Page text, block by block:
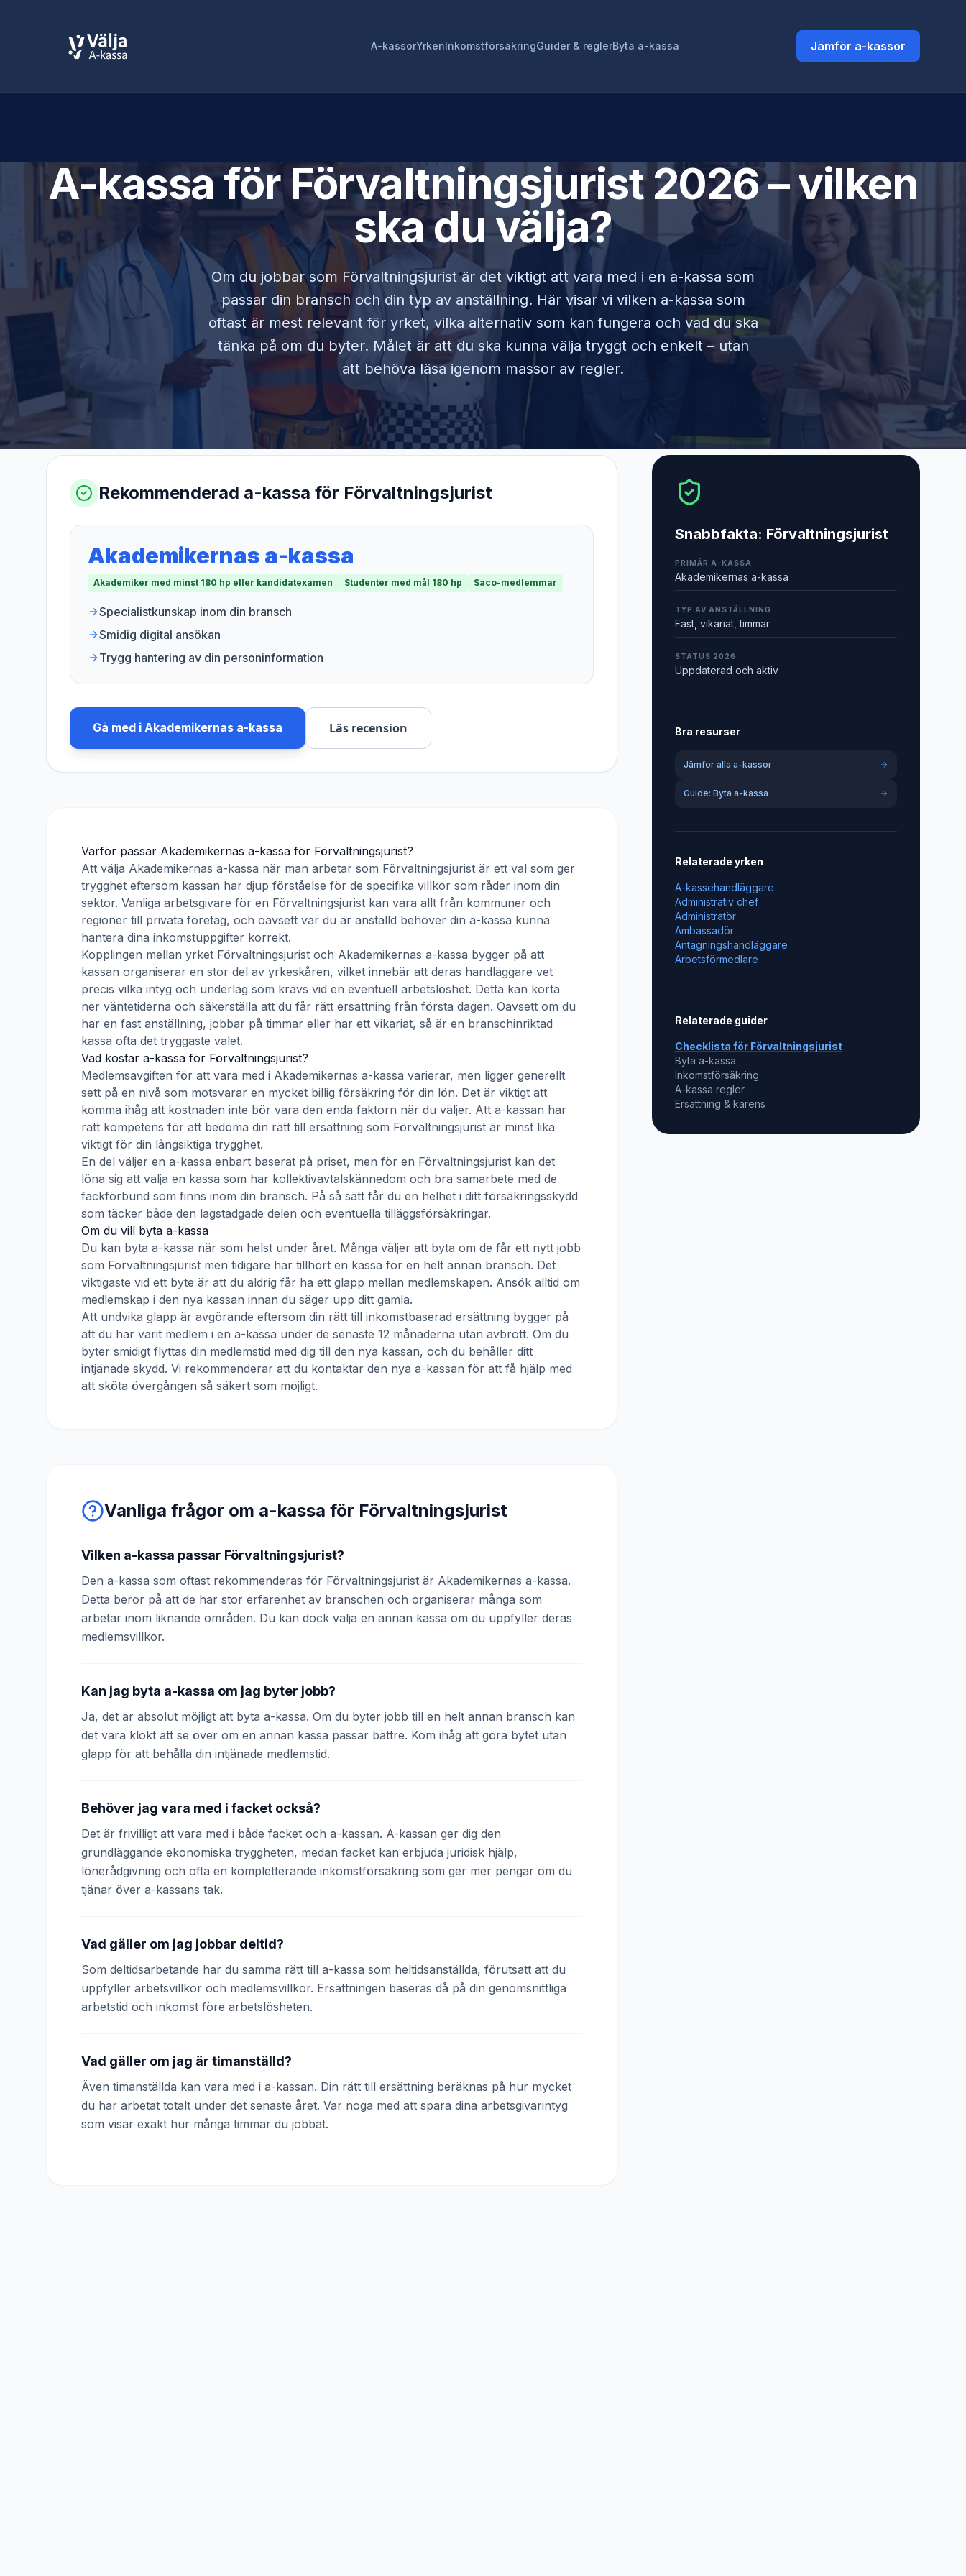
A-kassorYrkenInkomstförsäkringGuider & reglerByta a-kassa Jämför a-kassor
A-kassa förFörvaltningsjurist2026 – vilken
ska du välja?
Om du jobbar som Förvaltningsjuristär det viktigt att vara med i en a-kassa som
passar din bransch och din typ av anställning. Här visar vi vilken a-kassa som
oftast är mest relevant för yrket, vilka alternativ som kan fungera och vad du ska
tänka på om du byter. Målet är att du ska kunna välja tryggt och enkelt – utan
att behöva läsa igenom massor av regler.
Rekommenderad a-kassa för Förvaltningsjurist
Akademikernas a-kassa
Akademiker med minst 180 hp eller kandidatexamen Studenter med mål 180 hp Saco-medlemmar
Specialistkunskap inom din bransch
Smidig digital ansökan
Trygg hantering av din personinformation
Gå med i Akademikernas a-kassa Läs recension
Varför passar Akademikernas a-kassa för Förvaltningsjurist?
Att välja Akademikernas a-kassa när man arbetar som Förvaltningsjurist är ett val som ger
trygghet eftersom kassan har djup förståelse för de specifika villkor som råder inom din
sektor. Vanliga arbetsgivare för en Förvaltningsjurist kan vara allt från kommuner och
regioner till privata företag, och oavsett var du är anställd behöver din a-kassa kunna
hantera dina inkomstuppgifter korrekt.
Kopplingen mellan yrket Förvaltningsjurist och Akademikernas a-kassa bygger på att
kassan organiserar en stor del av yrkeskåren, vilket innebär att deras handläggare vet
precis vilka intyg och underlag som krävs vid en eventuell arbetslöshet. Detta kan korta
ner väntetiderna och säkerställa att du får rätt ersättning från första dagen. Oavsett om du
har en fast anställning, jobbar på timmar eller har ett vikariat, så är en branschinriktad
kassa ofta det tryggaste valet.
Vad kostar a-kassa för Förvaltningsjurist?
Medlemsavgiften för att vara med i Akademikernas a-kassa varierar, men ligger generellt
sett på en nivå som motsvarar en mycket billig försäkring för din lön. Det är viktigt att
komma ihåg att kostnaden inte bör vara den enda faktorn när du väljer. Att a-kassan har
rätt kompetens för att bedöma din rätt till ersättning som Förvaltningsjurist är minst lika
viktigt för din långsiktiga trygghet.
En del väljer en a-kassa enbart baserat på priset, men för en Förvaltningsjurist kan det
löna sig att välja en kassa som har kollektivavtalskännedom och bra samarbete med de
fackförbund som finns inom din bransch. På så sätt får du en helhet i ditt försäkringsskydd
som täcker både den lagstadgade delen och eventuella tilläggsförsäkringar.
Om du vill byta a-kassa
Du kan byta a-kassa när som helst under året. Många väljer att byta om de får ett nytt jobb
som Förvaltningsjurist men tidigare har tillhört en kassa för en helt annan bransch. Det
viktigaste vid ett byte är att du aldrig får ha ett glapp mellan medlemskapen. Ansök alltid om
medlemskap i den nya kassan innan du säger upp ditt gamla.
Att undvika glapp är avgörande eftersom din rätt till inkomstbaserad ersättning bygger på
att du har varit medlem i en a-kassa under de senaste 12 månaderna utan avbrott. Om du
byter smidigt flyttas din medlemstid med dig till den nya kassan, och du behåller ditt
intjänade skydd. Vi rekommenderar att du kontaktar den nya a-kassan för att få hjälp med
att sköta övergången så säkert som möjligt.
Vanliga frågor om a-kassa för Förvaltningsjurist
Vilken a-kassa passar Förvaltningsjurist?
Den a-kassa som oftast rekommenderas för Förvaltningsjurist är Akademikernas a-kassa.
Detta beror på att de har stor erfarenhet av branschen och organiserar många som
arbetar inom liknande områden. Du kan dock välja en annan kassa om du uppfyller deras
medlemsvillkor.
Kan jag byta a-kassa om jag byter jobb?
Ja, det är absolut möjligt att byta a-kassa. Om du byter jobb till en helt annan bransch kan
det vara klokt att se över om en annan kassa passar bättre. Kom ihåg att göra bytet utan
glapp för att behålla din intjänade medlemstid.
Behöver jag vara med i facket också?
Det är frivilligt att vara med i både facket och a-kassan. A-kassan ger dig den
grundläggande ekonomiska tryggheten, medan facket kan erbjuda juridisk hjälp,
lönerådgivning och ofta en kompletterande inkomstförsäkring som ger mer pengar om du
tjänar över a-kassans tak.
Vad gäller om jag jobbar deltid?
Som deltidsarbetande har du samma rätt till a-kassa som heltidsanställda, förutsatt att du
uppfyller arbetsvillkor och medlemsvillkor. Ersättningen baseras då på din genomsnittliga
arbetstid och inkomst före arbetslösheten.
Vad gäller om jag är timanställd?
Även timanställda kan vara med i a-kassan. Din rätt till ersättning beräknas på hur mycket
du har arbetat totalt under det senaste året. Var noga med att spara dina arbetsgivarintyg
som visar exakt hur många timmar du jobbat.
Snabbfakta: Förvaltningsjurist
PRIMÄR A-KASSA
Akademikernas a-kassa
TYP AV ANSTÄLLNING
Fast, vikariat, timmar
STATUS 2026
Uppdaterad och aktiv
Bra resurser
Jämför alla a-kassor
Guide: Byta a-kassa
Relaterade yrken
A-kassehandläggare
Administrativ chef
Administratör
Ambassadör
Antagningshandläggare
Arbetsförmedlare
Relaterade guider
Checklista för Förvaltningsjurist
Byta a-kassa
Inkomstförsäkring
A-kassa regler
Ersättning & karens